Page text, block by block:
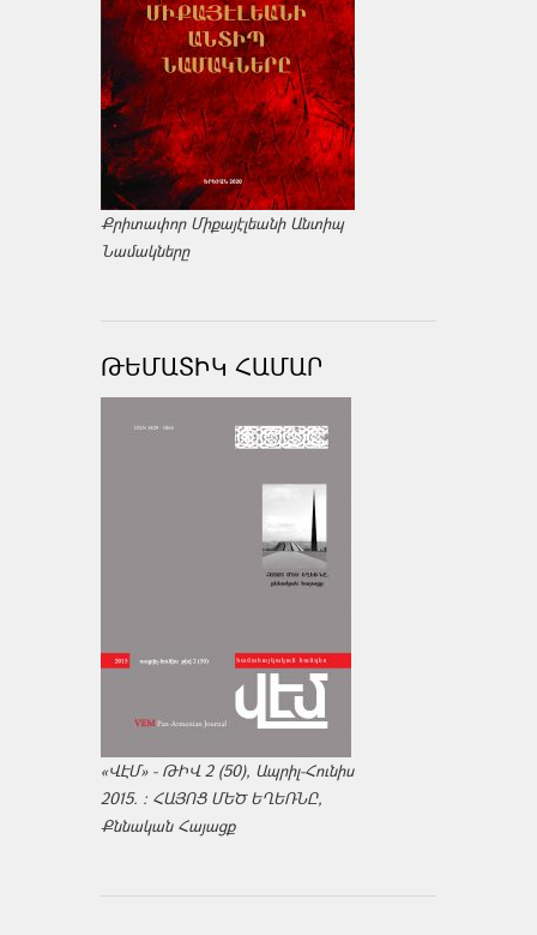
Քրիտափոր Միքայէլեանի Անտիպ
Նամակները
ԹԵՄԱՏԻԿ ՀԱՄԱՐ
«ՎԷՄ» - ԹԻՎ 2 (50), Ապրիլ-Հունիս
2015. : ՀԱՅՈՑ ՄԵԾ ԵՂԵՌՆԸ,
Քննական Հայացք